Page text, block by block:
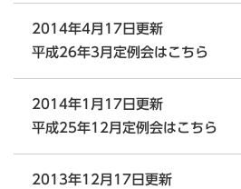
2014年4月17日更新
平成26年3月定例会はこちら
2014年1月17日更新
平成25年12月定例会はこちら
2013年12月17日更新